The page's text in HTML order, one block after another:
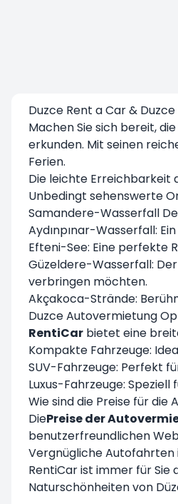
Duzce Rent a Car &
Machen Sie sich bereit,
erkunden. Mit seinen
Ferien.
Die leichte Erreichbarkeit
Unbedingt sehenswerte
Samandere-Wasserfall
Aydınpınar-Wasserfall:
Efteni-See: Eine perfekte
Güzeldere-Wasserfall:
verbringen möchten.
Akçakoca-Strände:
Duzce Autovermietung
RentiCar bietet eine
Kompakte Fahrzeuge:
SUV-Fahrzeuge: Perfekt
Luxus-Fahrzeuge:
Wie sind die Preise für die
DiePreise der
benutzerfreundlichen
Vergnügliche Autofahrten
RentiCar ist immer für Sie
Naturschönheiten von